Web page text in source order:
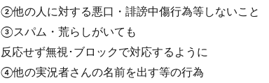
②他の人に対する悪口・誹謗中傷行為等しないこと
③スパム・荒らしがいても
反応せず無視･ブロックで対応するように
④他の実況者さんの名前を出す等の行為